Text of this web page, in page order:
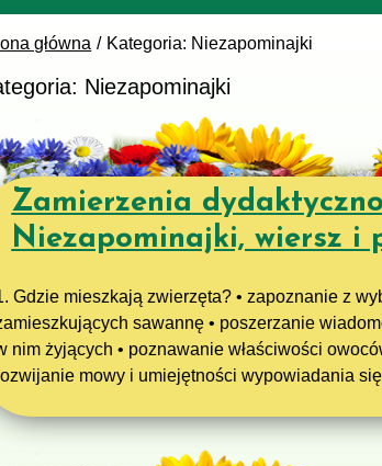
główna Kategoria: Niezapominajki
Niezapominajki
Zamierzenia
Niezapominajki, wiersz i
Gdzie mieszkają zwierzęta? • zapoznanie z
sawannę • poszerzanie
nim żyjących • poznawanie właściwości
mowy i umiejętności wypowiadania